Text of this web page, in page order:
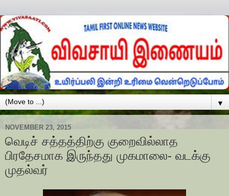
▼
NOVEMBER 23, 2015
வெடிச் சத்தத்திற்கு குறைவில்லாத
பிரதேசமாக இருந்தது முகமாலை- வடக்கு
முதல்வர்